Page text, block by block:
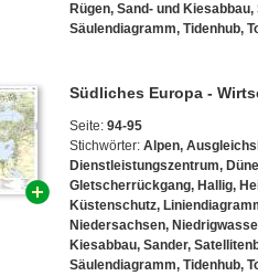
Rügen, Sand- und Kiesabbau,
Säulendiagramm, Tidenhub,
Südliches Europa -
Seite: 94-95
Stichwörter: Alpen,
Dienstleistungszentrum, Düne
Gletscherrückgang, Hallig,
Küstenschutz,
Niedersachsen,
Kiesabbau, Sander,
Säulendiagramm, Tidenhub,